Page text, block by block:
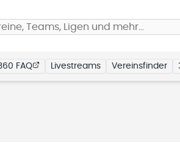
Teams, Ligen und mehr…
FAQ Livestreams Vereinsfinder